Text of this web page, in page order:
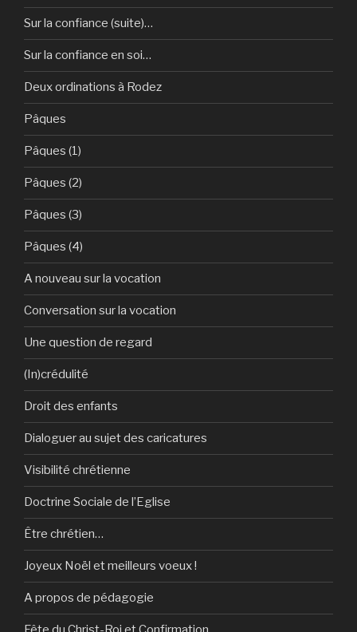
Sur la confiance (suite)…
Sur la confiance en soi…
Deux ordinations à Rodez
Pâques
Pâques (1)
Pâques (2)
Pâques (3)
Pâques (4)
A nouveau sur la vocation
Conversation sur la vocation
Une question de regard
(In)crédulité
Droit des enfants
Dialoguer au sujet des caricatures
Visibilité chrétienne
Doctrine Sociale de l’Eglise
Être chrétien…
Joyeux Noël et meilleurs voeux !
A propos de pédagogie